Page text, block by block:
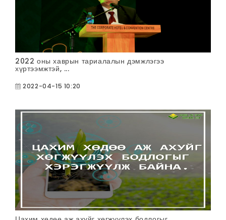
2022 оны хаврын тариалалын дэмжлэгээ
хүртээмжтэй, ...
2022-04-15 10:20